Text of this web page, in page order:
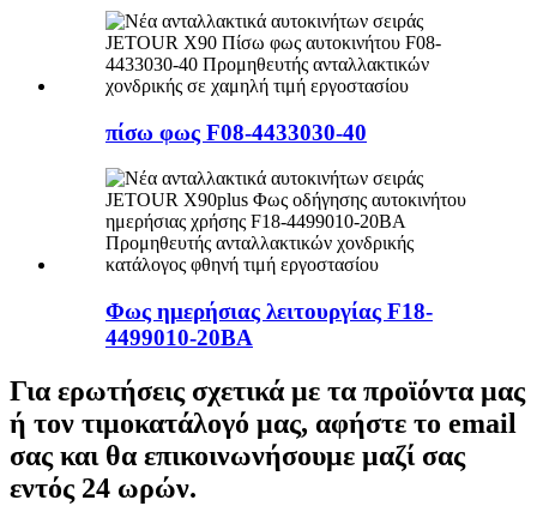
πίσω φως F08-4433030-40
Φως ημερήσιας λειτουργίας F18-
4499010-20BA
Για ερωτήσεις σχετικά με τα προϊόντα μας
ή τον τιμοκατάλογό μας, αφήστε το email
σας και θα επικοινωνήσουμε μαζί σας
εντός 24 ωρών.